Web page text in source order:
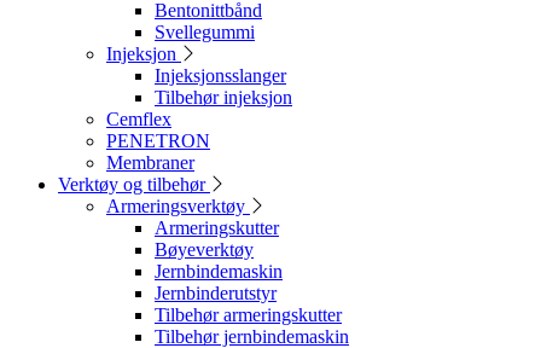
Bentonittbånd
Svellegummi
Injeksjon
Injeksjonsslanger
Tilbehør injeksjon
Cemflex
PENETRON
Membraner
Verktøy og tilbehør
Armeringsverktøy
Armeringskutter
Bøyeverktøy
Jernbindemaskin
Jernbinderutstyr
Tilbehør armeringskutter
Tilbehør jernbindemaskin